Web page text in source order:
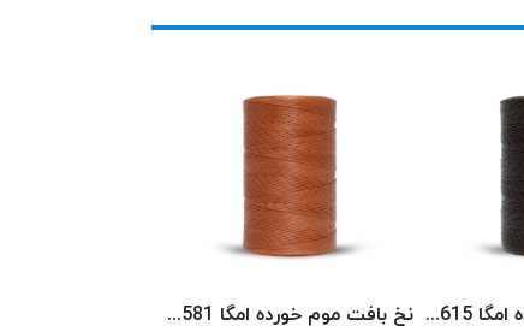
نخ بافت موم خورده امگا 6615 (500 متری) OMEGA نخ بافت موم خورده امگا 6581 (500 متری) OMEGA